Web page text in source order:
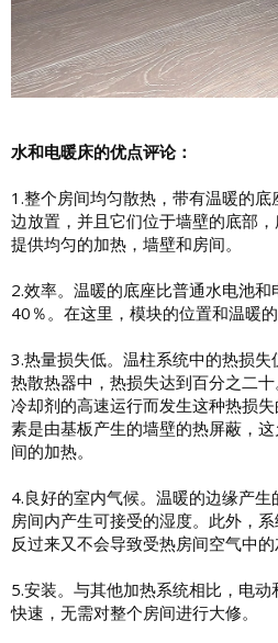
水和电暖床的优点评论：
1.整个房间均匀散热，带有温暖的
边放置，并且它们位于墙壁的底部
提供均匀的加热，墙壁和房间。
2.效率。温暖的底座比普通水电池
40％。在这里，模块的位置和温暖的
3.热量损失低。温柱系统中的热损
热散热器中，热损失达到百分之二
冷却剂的高速运行而发生这种热损
素是由基板产生的墙壁的热屏蔽，
间的加热。
4.良好的室内气候。温暖的边缘产
房间内产生可接受的湿度。此外，
反过来又不会导致受热房间空气中的
5.安装。与其他加热系统相比，电
快速，无需对整个房间进行大修。